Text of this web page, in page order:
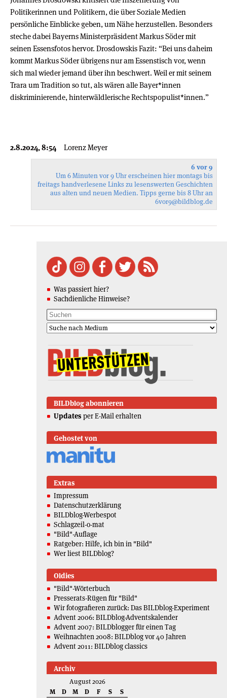
Politikerinnen und Politikern, die über Soziale Medien
persönliche Einblicke geben, um Nähe herzustellen. Besonders
steche dabei Bayerns Ministerpräsident Markus Söder mit
seinen Essensfotos hervor. Drosdowskis Fazit: “Bei uns daheim
kommt Markus Söder übrigens nur am Essenstisch vor, wenn
sich mal wieder jemand über ihn beschwert. Weil er mit seinem
Trara um Tradition so tut, als wären alle Baye­r*in­nen
diskriminierende, hinterwäldlerische Rechts­po­pu­lis­t*in­nen.”
2.8.2024, 8:54 Lorenz Meyer
6 vor 9
Um 6 Minuten vor 9 Uhr erscheinen hier montags bis
freitags handverlesene Links zu lesenswerten Geschichten
aus alten und neuen Medien. Tipps gerne bis 8 Uhr an
6vor9@bildblog.de
Was passiert hier?
Sachdienliche Hinweise?
BILDblog abonnieren
Updates per E-Mail erhalten
Gehostet von
Extras
Impressum
Datenschutzerklärung
BILDblog-Werbespot
Schlagzeil-o-mat
"Bild"-Auflage
Ratgeber: Hilfe, ich bin in "Bild"
Wer liest BILDblog?
Oldies
"Bild"-Wörterbuch
Presserats-Rügen für "Bild"
Wir fotografieren zurück: Das BILDblog-Experiment
Advent 2006: BILDblog-Adventskalender
Advent 2007: BILDblogger für einen Tag
Weihnachten 2008: BILDblog vor 40 Jahren
Advent 2011: BILDblog classics
Archiv
August 2026
M
D M D F S
S